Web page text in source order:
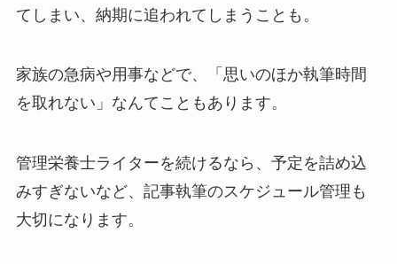
てしまい、納期に追われてしまうことも。
家族の急病や用事などで、「思いのほか執筆時間
を取れない」なんてこともあります。
管理栄養士ライターを続けるなら、予定を詰め込
みすぎないなど、記事執筆のスケジュール管理も
大切になります。